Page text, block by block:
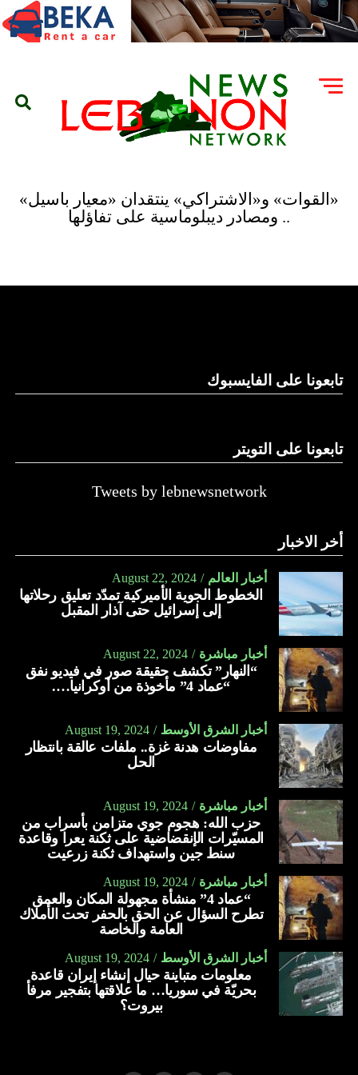
«القوات» و«الاشتراكي» ينتقدان «معيار باسيل»
.. ومصادر ديبلوماسية على تفاؤلها
تابعونا على الفايسبوك
تابعونا على التويتر
Tweets by lebnewsnetwork
أخر الاخبار
أخبار العالم August 22, 2024
الخطوط الجوية الأميركية تمدّد تعليق رحلاتها
إلى إسرائيل حتى آذار المقبل
أخبار مباشرة August 22, 2024
“النهار” تكشف حقيقة صور في فيديو نفق
“عماد 4” مأخوذة من أوكرانيا….
أخبار الشرق الأوسط August 19, 2024
مفاوضات هدنة غزة.. ملفات عالقة بانتظار
الحل
أخبار مباشرة August 19, 2024
حزب الله: هجوم جوي متزامن بأسراب من
المسيّرات الإنقضاضية على ثكنة يعرا وقاعدة
سنط جين واستهداف ثكنة زرعيت
أخبار مباشرة August 19, 2024
“عماد 4” منشأة مجهولة المكان والعمق
تطرح السؤال عن الحق بالحفر تحت الأملاك
العامة والخاصة
أخبار الشرق الأوسط August 19, 2024
معلومات متباينة حيال إنشاء إيران قاعدة
بحريّة في سوريا… ما علاقتها بتفجير مرفأ
بيروت؟